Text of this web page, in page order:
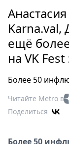
Мир
Еда
Кино
ещё
на VK
Более 50
Читайте Metro в
Поделиться
Более 50